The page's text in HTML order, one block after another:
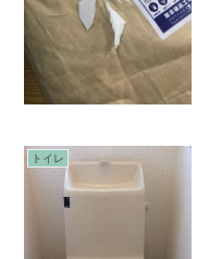
トイレ